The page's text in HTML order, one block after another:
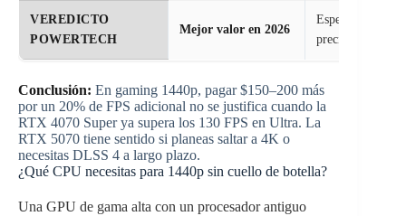
VEREDICTO
POWERTECH
Mejor valor en 2026
Esperar bajada de
precio
Conclusión: En gaming 1440p, pagar $150–200 más
por un 20% de FPS adicional no se justifica cuando la
RTX 4070 Super ya supera los 130 FPS en Ultra. La
RTX 5070 tiene sentido si planeas saltar a 4K o
necesitas DLSS 4 a largo plazo.
¿Qué CPU necesitas para 1440p sin cuello de botella?
Una GPU de gama alta con un procesador antiguo